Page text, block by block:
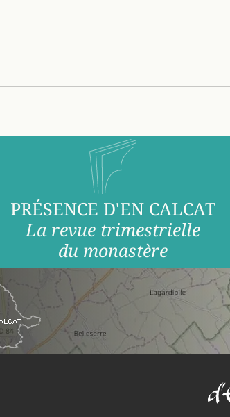
PRÉSENCE D'EN CALCAT
La revue trimestrielle
du monastère